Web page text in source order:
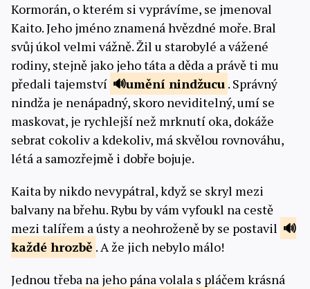
Kormorán, o kterém si vyprávíme, se jmenoval
Kaito. Jeho jméno znamená hvězdné moře. Bral
svůj úkol velmi vážně. Žil u starobylé a vážené
rodiny, stejně jako jeho táta a děda a právě ti mu
předali tajemství
umění nindžucu . Správný
nindža je nenápadný, skoro neviditelný, umí se
maskovat, je rychlejší než mrknutí oka, dokáže
sebrat cokoliv a kdekoliv, má skvělou rovnováhu,
létá a samozřejmě i dobře bojuje.
Kaita by nikdo nevypátral, když se skryl mezi
balvany na břehu. Rybu by vám vyfoukl na cestě
mezi talířem a ústy a neohroženě by se postavil
každé hrozbě . A že jich nebylo málo!
Jednou třeba na jeho pána volala s pláčem krásná